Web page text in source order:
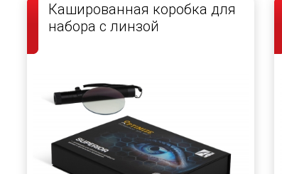
Кашированная коробка для
набора с линзой